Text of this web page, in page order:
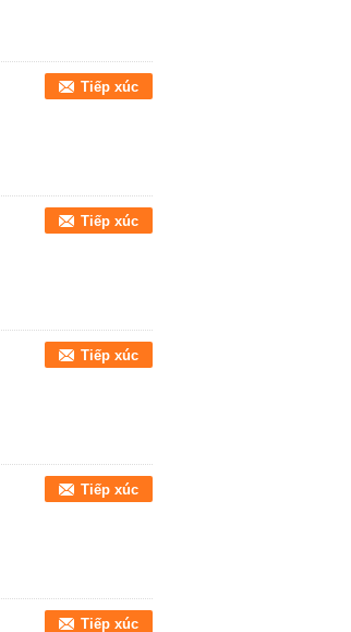
Tiếp xúc
Tiếp xúc
Tiếp xúc
Tiếp xúc
Tiếp xúc